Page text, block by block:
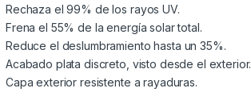
Rechaza el 99% de los rayos UV.
Frena el 55% de la energía solar total.
Reduce el deslumbramiento hasta un 35%.
Acabado plata discreto, visto desde el exterior.
Capa exterior resistente a rayaduras.